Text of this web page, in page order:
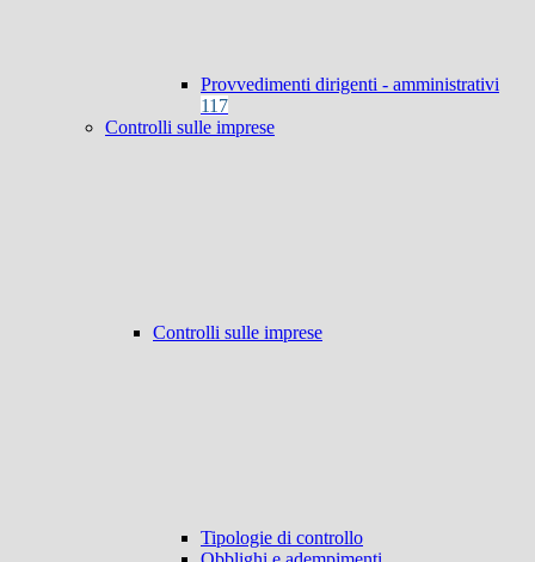
Provvedimenti dirigenti - amministrativi
117
Controlli sulle imprese
Controlli sulle imprese
Tipologie di controllo